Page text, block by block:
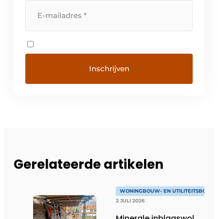
Gerelateerde artikelen
WONINGBOUW- EN UTILITEITSBOUW
2 JULI 2026